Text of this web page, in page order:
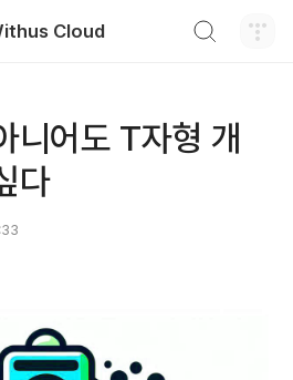
Cloud
니어도 T자형 개
다